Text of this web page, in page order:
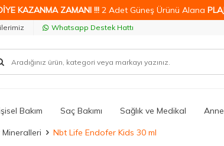
KAZANMA ZAMANI !!! 2 Adet Güneş Ürünü Alana
Whatsapp Destek Hattı
Bakım Saç Bakımı Sağlık ve Medikal
Mineralleri Nbt Life Endofer Kids 30 ml